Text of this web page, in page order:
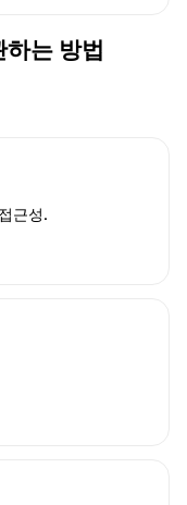
는 방법
근성.